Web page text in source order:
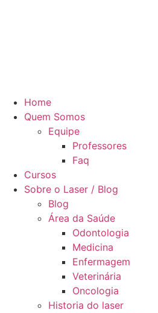
Home
Quem Somos
Equipe
Professores
Faq
Cursos
Sobre o Laser / Blog
Blog
Área da Saúde
Odontologia
Medicina
Enfermagem
Veterinária
Oncologia
Historia do laser